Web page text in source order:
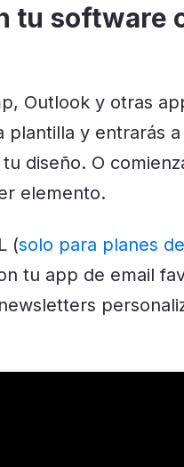
tu software
Outlook y otras
plantilla y entrarás
diseño. O
elemento.
(solo para planes
tu app de email